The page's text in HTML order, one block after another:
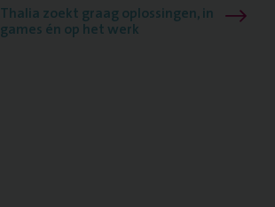
Thalia zoekt graag oplossingen, in
games én op het werk